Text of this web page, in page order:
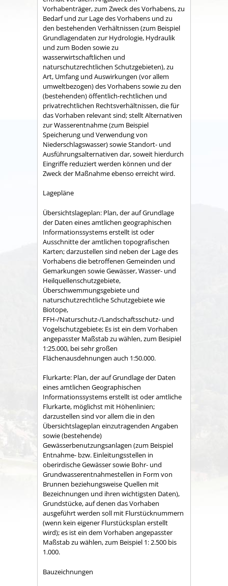
Vorhabenträger, zum Zweck des Vorhabens, zu
Bedarf und zur Lage des Vorhabens und zu
den bestehenden Verhältnissen (zum Beispiel
Grundlagendaten zur Hydrologie, Hydraulik
und zum Boden sowie zu
wasserwirtschaftlichen und
naturschutzrechtlichen Schutzgebieten), zu
Art, Umfang und Auswirkungen (vor allem
umweltbezogen) des Vorhabens sowie zu den
(bestehenden) öffentlich-rechtlichen und
privatrechtlichen Rechtsverhältnissen, die für
das Vorhaben relevant sind; stellt Alternativen
zur Wasserentnahme (zum Beispiel
Speicherung und Verwendung von
Niederschlagswasser) sowie Standort- und
Ausführungsalternativen dar, soweit hierdurch
Eingriffe reduziert werden können und der
Zweck der Maßnahme ebenso erreicht wird.
Lagepläne
Übersichtslageplan: Plan, der auf Grundlage
der Daten eines amtlichen geographischen
Informationssystems erstellt ist oder
Ausschnitte der amtlichen topografischen
Karten; darzustellen sind neben der Lage des
Vorhabens die betroffenen Gemeinden und
Gemarkungen sowie Gewässer, Wasser- und
Heilquellenschutzgebiete,
Überschwemmungsgebiete und
naturschutzrechtliche Schutzgebiete wie
Biotope,
FFH-/Naturschutz-/Landschaftsschutz- und
Vogelschutzgebiete; Es ist ein dem Vorhaben
angepasster Maßstab zu wählen, zum Besipiel
1:25.000, bei sehr großen
Flächenausdehnungen auch 1:50.000.
Flurkarte: Plan, der auf Grundlage der Daten
eines amtlichen Geographischen
Informationssystems erstellt ist oder amtliche
Flurkarte, möglichst mit Höhenlinien;
darzustellen sind vor allem die in den
Übersichtslageplan einzutragenden Angaben
sowie (bestehende)
Gewässerbenutzungsanlagen (zum Beispiel
Entnahme- bzw. Einleitungsstellen in
oberirdische Gewässer sowie Bohr- und
Grundwasserentnahmestellen in Form von
Brunnen beziehungsweise Quellen mit
Bezeichnungen und ihren wichtigsten Daten),
Grundstücke, auf denen das Vorhaben
ausgeführt werden soll mit Flurstücknummern
(wenn kein eigener Flurstücksplan erstellt
wird); es ist ein dem Vorhaben angepasster
Maßstab zu wählen, zum Beispiel 1: 2.500 bis
1.000.
Bauzeichnungen